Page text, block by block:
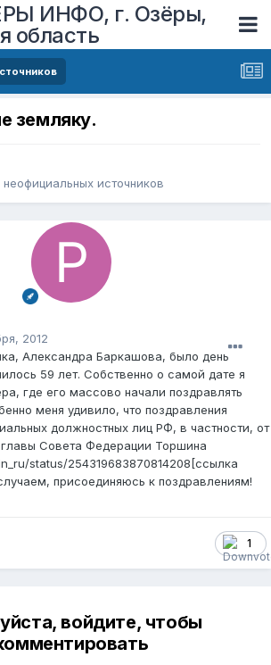
ИНФО, г. Озёры,
область
земляку.
неофициальных источников
2012
Александра Баркашова, было день
59 лет. Собственно о самой дате я
где его массово начали поздравлять
меня удивило, что поздравления
должностных лиц РФ, в частности, от
главы Совета Федерации Торшина
status/254319683870814208[ссылка
присоединяюсь к поздравлениям!
1
войдите, чтобы